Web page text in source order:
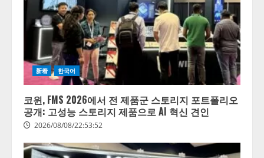
新着 한국어
코윈, FMS 2026에서 전 제품군 스토리지 포트폴리오
공개: 고성능 스토리지 제품으로 AI 혁신 견인
2026/08/08/22:53:52